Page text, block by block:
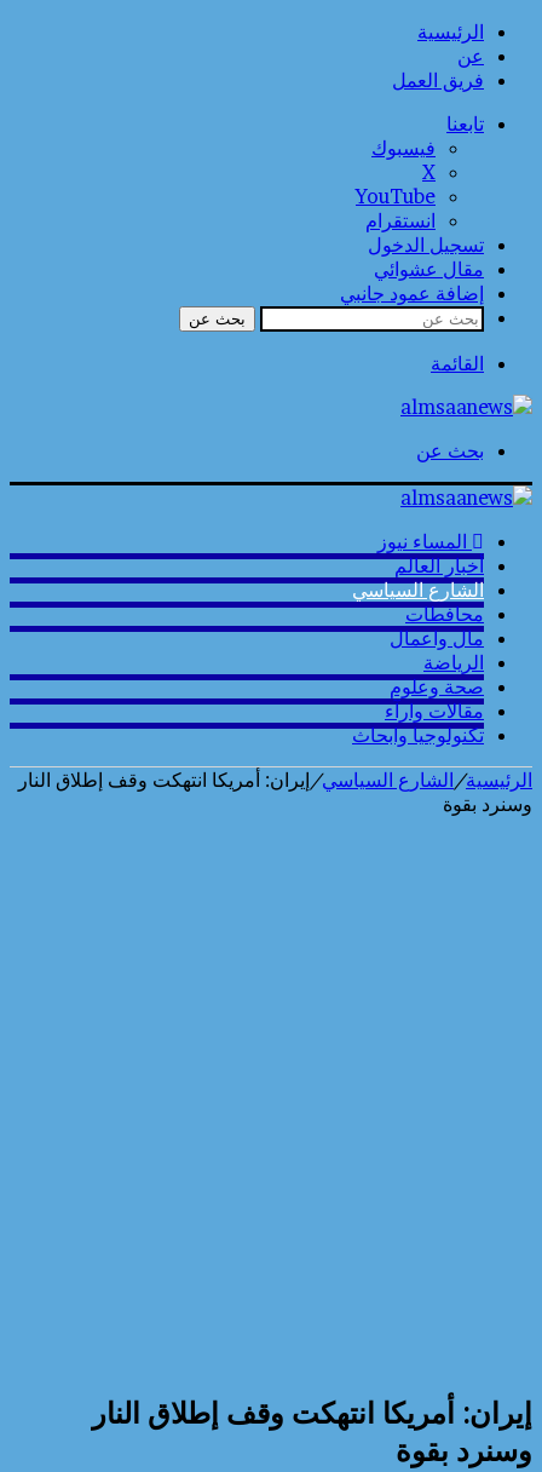
الرئيسية
عن
فريق العمل
تابعنا
فيسبوك
‫X
‫YouTube
انستقرام
تسجيل الدخول
مقال عشوائي
إضافة عمود جانبي
بحث عن
القائمة
بحث عن
المساء نيوز
أخبار العالم
الشارع السياسي
محافطات
مال واعمال
الرياضة
صحة وعلوم
مقالات وارآء
تكنولوجيا وابحاث
الرئيسية/الشارع السياسي/إيران: أمريكا انتهكت وقف إطلاق النار
وسنرد بقوة
إيران: أمريكا انتهكت وقف إطلاق النار
وسنرد بقوة